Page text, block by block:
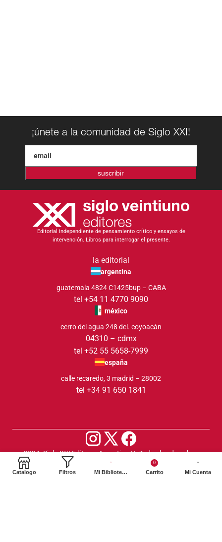
¡únete a la comunidad de Siglo XXI!
suscribir
Editorial independiente de pensamiento crítico y ensayos de
intervención. Libros para interrogar el presente.
la editorial
argentina
guatemala 4824 C1425bup – CABA
tel +54 11 4770 9090
méxico
cerro del agua 248 del. coyoacán
04310 – cdmx
tel +52 55 5658-7999
españa
calle recaredo, 3 madrid – 28002
tel +34 91 650 1841
2024. Siglo XXI Editores Argentina ©️. Todos los derechos
reservados
Catalogo Filtros Mi Biblioteca
0
Carrito Mi Cuenta